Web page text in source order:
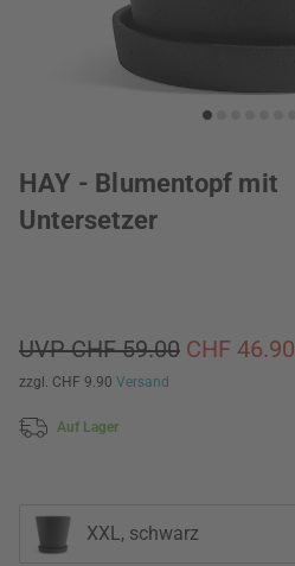
HAY - Blumentopf mit
Untersetzer
UVP CHF 59.00 CHF 46.90
zzgl. CHF 9.90 Versand
Auf Lager
XXL, schwarz